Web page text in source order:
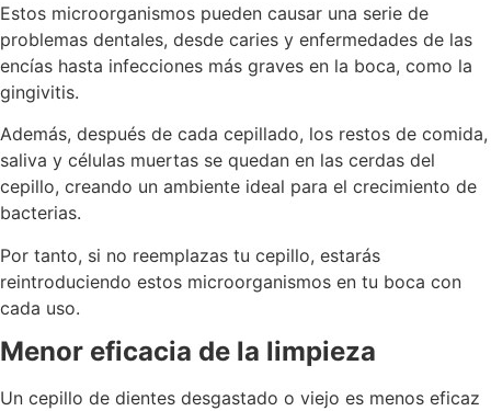
Estos microorganismos pueden causar una serie de
problemas dentales, desde caries y enfermedades de las
encías hasta infecciones más graves en la boca, como la
gingivitis.
Además, después de cada cepillado, los restos de comida,
saliva y células muertas se quedan en las cerdas del
cepillo, creando un ambiente ideal para el crecimiento de
bacterias.
Por tanto, si no reemplazas tu cepillo, estarás
reintroduciendo estos microorganismos en tu boca con
cada uso.
Menor eficacia de la limpieza
Un cepillo de dientes desgastado o viejo es menos eficaz